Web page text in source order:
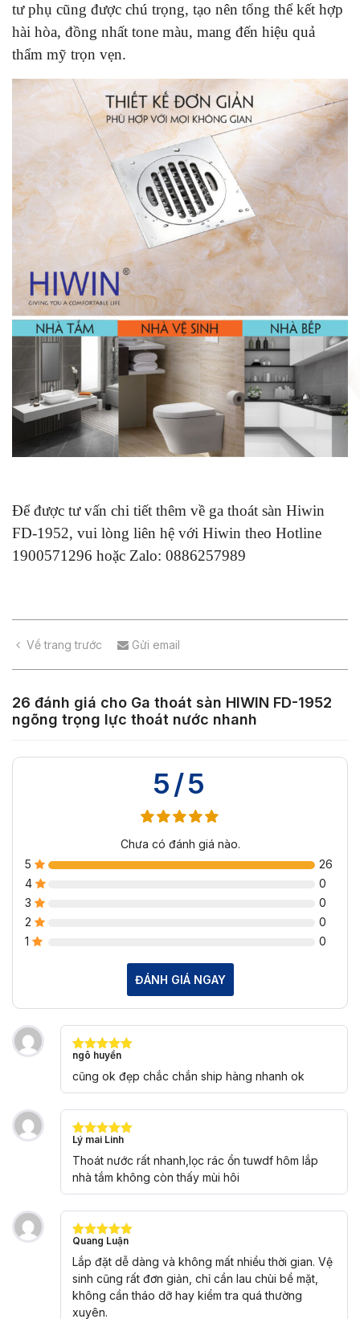
tư phụ cũng được chú trọng, tạo nên tổng thể kết hợp
hài hòa, đồng nhất tone màu, mang đến hiệu quả
thẩm mỹ trọn vẹn.
Để được tư vấn chi tiết thêm về ga thoát sàn Hiwin
FD-1952, vui lòng liên hệ với Hiwin theo Hotline
1900571296 hoặc Zalo: 0886257989
Về trang trước Gửi email
26 đánh giá cho Ga thoát sàn HIWIN FD-1952
ngõng trọng lực thoát nước nhanh
5/5
Chưa có đánh giá nào.
5
26
4
0
3
0
2
0
1
0
ĐÁNH GIÁ NGAY
Được xếp
hạng
5
sao
ngô huyền
cũng ok đẹp chắc chắn ship hàng nhanh ok
Được xếp
hạng5
sao
Lý mai Linh
Thoát nước rất nhanh,lọc rác ổn tuwdf hôm lắp
nhà tắm không còn thấy mùi hôi
Được xếp
hạng55
sao
Quang Luận
Lắp đặt dễ dàng và không mất nhiều thời gian. Vệ
sinh cũng rất đơn giản, chỉ cần lau chùi bề mặt,
không cần tháo dỡ hay kiểm tra quá thường
xuyên.